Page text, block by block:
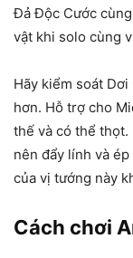
Đả Độc Cước
vật khi solo cùng
Hãy kiểm soát
hơn. Hỗ trợ cho
thế và có thể thọt.
nên đẩy lính và
của vị tướng này
Cách chơi